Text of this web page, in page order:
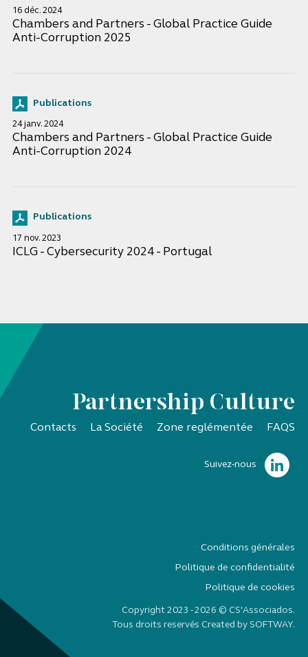
16 déc. 2024
Chambers and Partners - Global Practice Guide
Anti-Corruption 2025
Publications
24 janv. 2024
Chambers and Partners - Global Practice Guide
Anti-Corruption 2024
Publications
17 nov. 2023
ICLG - Cybersecurity 2024 - Portugal
Partnership Culture
Contacts La Société Zone reglémentée FAQS
Suivez-nous
Conditions générales
Politique de confidentialité
Politique de cookies
Copyright 2023 - 2026 © CS'Associados.
Tous droits reservés Created by SOFTWAY.